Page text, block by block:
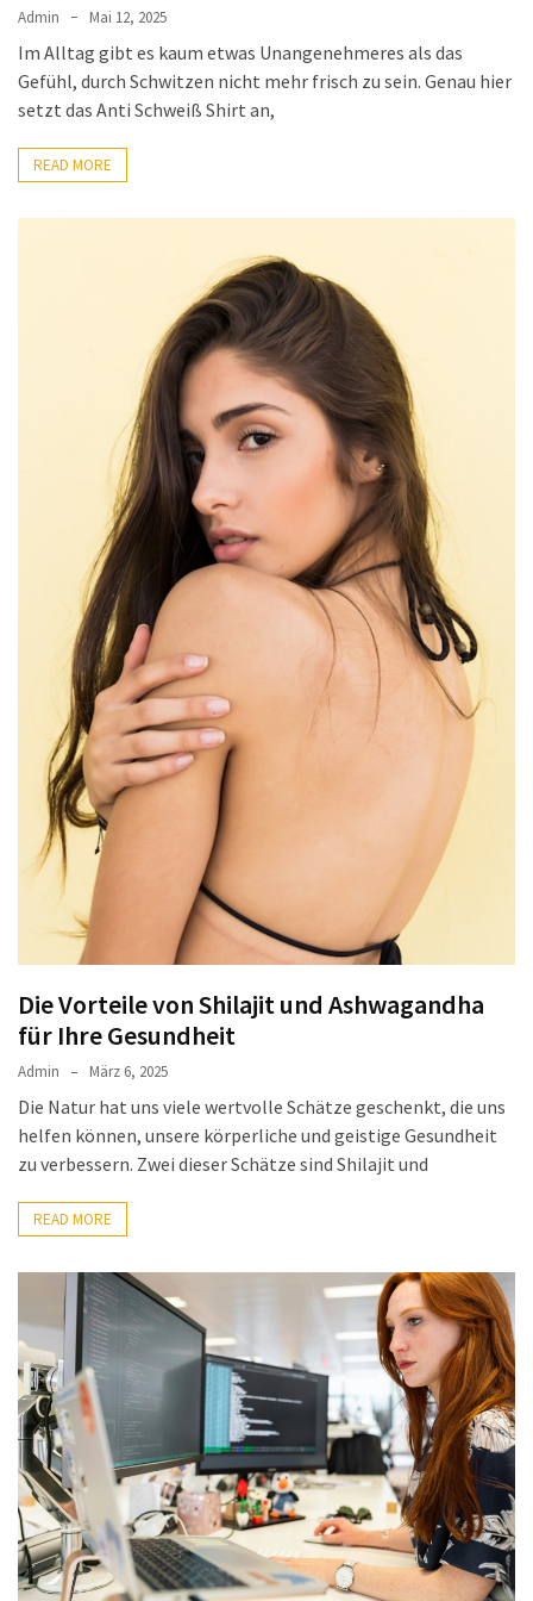
Admin Mai 12, 2025
Im Alltag gibt es kaum etwas Unangenehmeres als das
Gefühl, durch Schwitzen nicht mehr frisch zu sein. Genau hier
setzt das Anti Schweiß Shirt an,
READ MORE
Die Vorteile von Shilajit und Ashwagandha
für Ihre Gesundheit
Admin März 6, 2025
Die Natur hat uns viele wertvolle Schätze geschenkt, die uns
helfen können, unsere körperliche und geistige Gesundheit
zu verbessern. Zwei dieser Schätze sind Shilajit und
READ MORE